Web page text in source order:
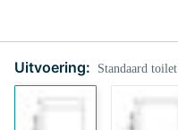
Uitvoering: Standaard toilet